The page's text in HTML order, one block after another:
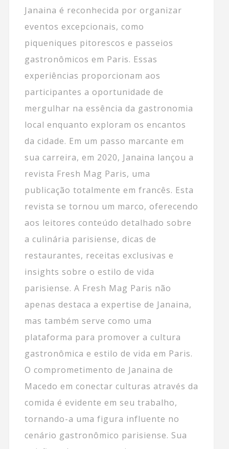
Janaina é reconhecida por organizar
eventos excepcionais, como
piqueniques pitorescos e passeios
gastronômicos em Paris. Essas
experiências proporcionam aos
participantes a oportunidade de
mergulhar na essência da gastronomia
local enquanto exploram os encantos
da cidade. Em um passo marcante em
sua carreira, em 2020, Janaina lançou a
revista Fresh Mag Paris, uma
publicação totalmente em francês. Esta
revista se tornou um marco, oferecendo
aos leitores conteúdo detalhado sobre
a culinária parisiense, dicas de
restaurantes, receitas exclusivas e
insights sobre o estilo de vida
parisiense. A Fresh Mag Paris não
apenas destaca a expertise de Janaina,
mas também serve como uma
plataforma para promover a cultura
gastronômica e estilo de vida em Paris.
O comprometimento de Janaina de
Macedo em conectar culturas através da
comida é evidente em seu trabalho,
tornando-a uma figura influente no
cenário gastronômico parisiense. Sua